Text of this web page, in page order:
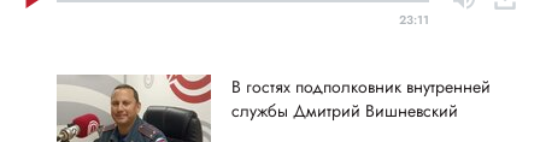
23:11
В гостях подполковник внутренней
службы Дмитрий Вишневский